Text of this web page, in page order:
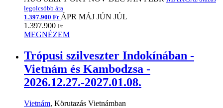
legolcsóbb ára
1.397.900 Ft ÁPR MÁJ JÚN JÚL
1.397.900 Ft
MEGNÉZEM
Trópusi szilveszter Indokínában -
Vietnám és Kambodzsa -
2026.12.27.-2027.01.08.
Vietnám, Körutazás Vietnámban